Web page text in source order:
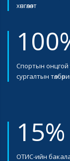
хөнгөлөлт
Спортын
сургалтын
15%
ОТИС-ийн